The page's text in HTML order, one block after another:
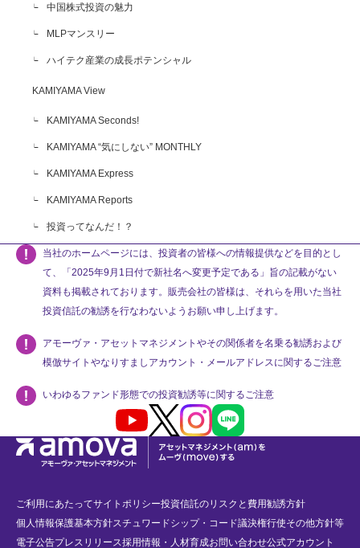
中国株式投資の魅力
MLPマンスリー
ハイテク産業の成長ポテンシャル
KAMIYAMA View
KAMIYAMA Seconds!
KAMIYAMA “気にしない” MONTHLY
KAMIYAMA Express
KAMIYAMA Reports
投資ってなんだ！？
当社のホームページには、投資者の皆様への情報提供などを目的とし
て、「2025年9月1日付で新社名へ変更予定である」旨の記載がない
資料も掲載されております。販売会社の皆様は、それらを用いた当社
投資信託の勧誘を行なわないようお願い申し上げます。
アモーヴァ・アセットマネジメントやその関係者を名乗る勧誘および
模倣サイトやなりすましアカウント・メールアドレスに関するご注意
いわゆるファンド形態での投資勧誘等に関するご注意
Youtube X InstagramLINE
ご利用にあたってサイトポリシー投資信託のリスクと費用勧誘方針
個人情報保護基本方針スチュワードシップ・コード議決権行使その他方針等
電子公告プレスリリース採用情報・人材育成お問い合わせ公式アカウント